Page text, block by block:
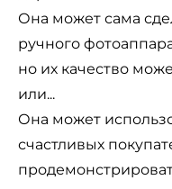
Она может сама
ручного
но их качество
или...
Она может
счастливых